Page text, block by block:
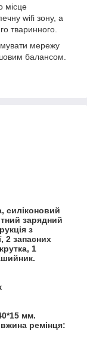
місце
wifi зону, а
тваринного.
мережу
балансом.
силіконовий
зарядний
з
2 запасних
1
мм.
ремінця: